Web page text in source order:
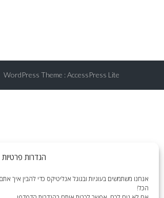
הגדרות פרטיות
אנחנו משתמשים בעוגיות ובגוגל אנליטיקס כדי להבין איך
הכל!
WordPress Theme :AccessPress Lite